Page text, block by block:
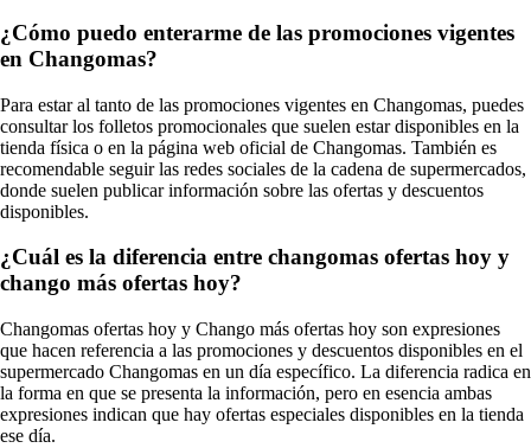
¿Cómo puedo enterarme de las promociones vigentes
en Changomas?
Para estar al tanto de las promociones vigentes en Changomas, puedes
consultar los folletos promocionales que suelen estar disponibles en la
tienda física o en la página web oficial de Changomas. También es
recomendable seguir las redes sociales de la cadena de supermercados,
donde suelen publicar información sobre las ofertas y descuentos
disponibles.
¿Cuál es la diferencia entre changomas ofertas hoy y
chango más ofertas hoy?
Changomas ofertas hoy y Chango más ofertas hoy son expresiones
que hacen referencia a las promociones y descuentos disponibles en el
supermercado Changomas en un día específico. La diferencia radica en
la forma en que se presenta la información, pero en esencia ambas
expresiones indican que hay ofertas especiales disponibles en la tienda
ese día.